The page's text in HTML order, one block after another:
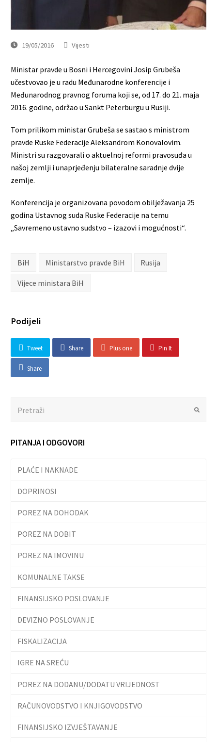
19/05/2016 Vijesti
Ministar pravde u Bosni i Hercegovini Josip Grubeša
učestvovao je u radu Međunarodne konferencije i
Međunarodnog pravnog foruma koji se, od 17. do 21. maja
2016. godine, održao u Sankt Peterburgu u Rusiji.
Tom prilikom ministar Grubeša se sastao s ministrom
pravde Ruske Federacije Aleksandrom Konovalovim.
Ministri su razgovarali o aktuelnoj reformi pravosuđa u
našoj zemlji i unaprjeđenju bilateralne saradnje dvije
zemlje.
Konferencija je organizovana povodom obilježavanja 25
godina Ustavnog suda Ruske Federacije na temu
„Savremeno ustavno sudstvo – izazovi i mogućnosti“.
BiH Ministarstvo pravde BiH Rusija
Vijece ministara BiH
Podijeli
Tweet Share Plus one Pin It
Share
PITANJA I ODGOVORI
PLAĆE I NAKNADE
DOPRINOSI
POREZ NA DOHODAK
POREZ NA DOBIT
POREZ NA IMOVINU
KOMUNALNE TAKSE
FINANSIJSKO POSLOVANJE
DEVIZNO POSLOVANJE
FISKALIZACIJA
IGRE NA SREĆU
POREZ NA DODANU/DODATU VRIJEDNOST
RAČUNOVODSTVO I KNJIGOVODSTVO
FINANSIJSKO IZVJEŠTAVANJE